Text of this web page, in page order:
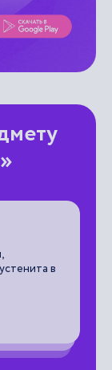
в